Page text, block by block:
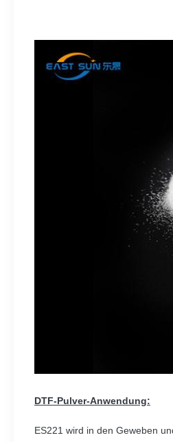
DTF-Pulver-Anwendung:
ES221 wird in den Geweben